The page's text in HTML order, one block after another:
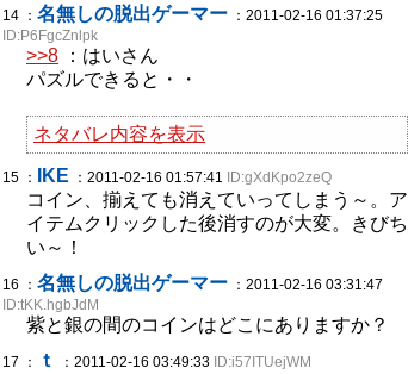
14 ： 名無しの脱出ゲーマー ：2011-02-16 01:37:25
ID:P6FgcZnlpk
>>8 ：はいさん
パズルできると・・
ネタバレ内容を表示
15 ： IKE ：2011-02-16 01:57:41 ID:gXdKpo2zeQ
コイン、揃えても消えていってしまう～。ア
イテムクリックした後消すのが大変。きびち
い～！
16 ： 名無しの脱出ゲーマー ：2011-02-16 03:31:47
ID:tKK.hgbJdM
紫と銀の間のコインはどこにありますか？
17 ： ｔ ：2011-02-16 03:49:33 ID:i57ITUejWM